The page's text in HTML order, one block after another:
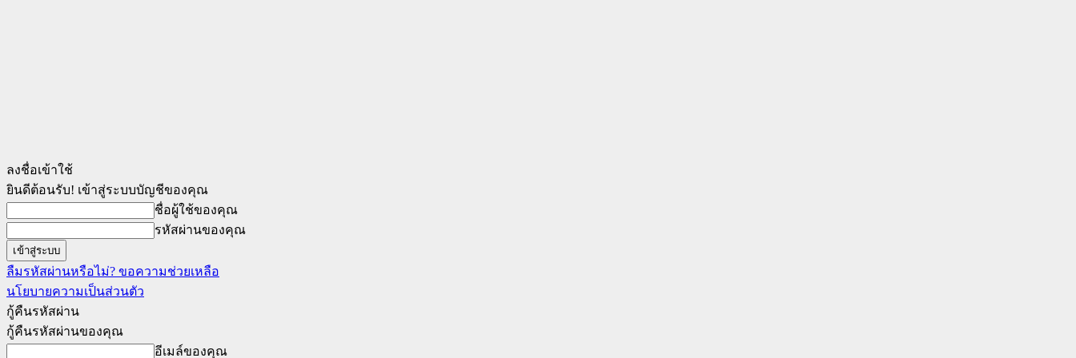
ลงชื่อเข้าใช้
ยินดีต้อนรับ! เข้าสู่ระบบบัญชีของคุณ
ชื่อผู้ใช้ของคุณ
รหัสผ่านของคุณ
ลืมรหัสผ่านหรือไม่? ขอความช่วยเหลือ
นโยบายความเป็นส่วนตัว
กู้คืนรหัสผ่าน
กู้คืนรหัสผ่านของคุณ
อีเมล์ของคุณ